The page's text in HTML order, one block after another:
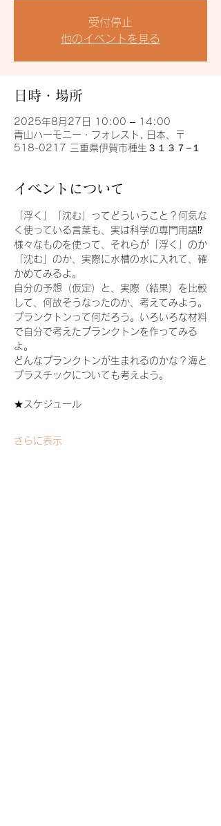
受付停止
他のイベントを見る
日時・場所
2025年8月27日 10:00 – 14:00
青山ハーモニー・フォレスト, 日本、〒
518-0217 三重県伊賀市種生３１３７−１
イベントについて
「浮く」「沈む」ってどういうこと？何気な
く使っている言葉も、実は科学の専門用語⁉
様々なものを使って、それらが「浮く」のか
「沈む」のか、実際に水槽の水に入れて、確
かめてみるよ。
自分の予想（仮定）と、実際（結果）を比較
して、何故そうなったのか、考えてみよう。
プランクトンって何だろう。いろいろな材料
で自分で考えたプランクトンを作ってみる
よ。
どんなプランクトンが生まれるのかな？海と
プラスチックについても考えよう。
★スケジュール
さらに表示